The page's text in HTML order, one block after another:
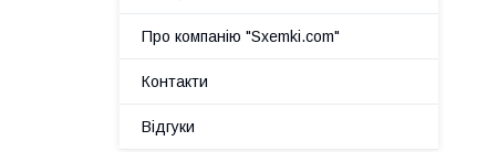
Про компанію "Sxemki.com"
Контакти
Відгуки